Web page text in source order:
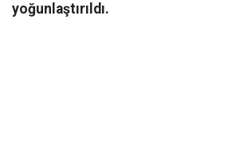
yoğunlaştırıldı.